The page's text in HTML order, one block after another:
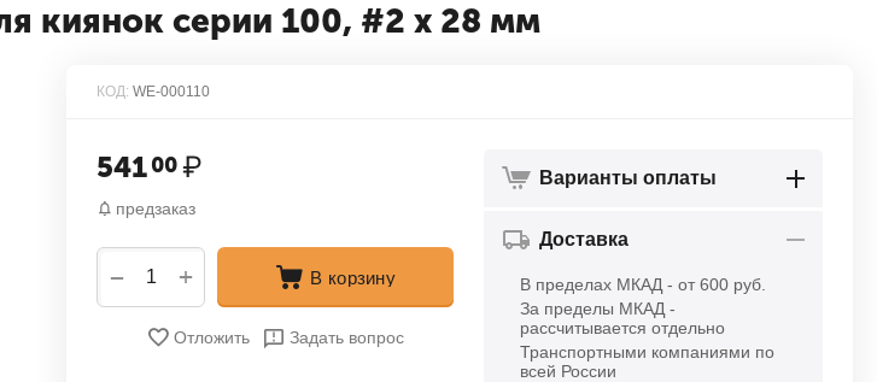
киянок серии 100, #2 x 28 мм
КОД: WE-000110
54100₽
предзаказ
+
− В корзину
Отложить Задать вопрос
Варианты оплаты
Доставка
В пределах МКАД - от 600 руб.
За пределы МКАД -
рассчитывается отдельно
Транспортными компаниями по
всей России